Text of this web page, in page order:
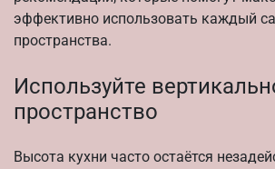
эффективно использовать каждый
пространства.
Используйте
пространство
Высота кухни часто остаётся